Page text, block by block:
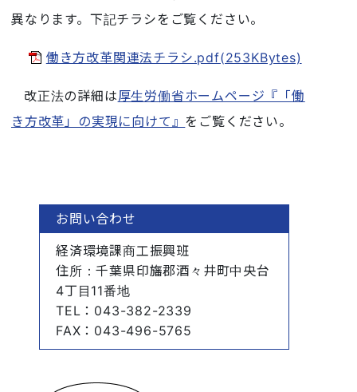
異なります。下記チラシをご覧ください。
働き方改革関連法チラシ.pdf(253KBytes)
改正法の詳細は厚生労働省ホームページ『「働
き方改革」の実現に向けて』 をご覧ください。
お問い合わせ
経済環境課商工振興班
住所 ：千葉県印旛郡酒々井町中央台
4丁目11番地
TEL ：043-382-2339
FAX ：043-496-5765